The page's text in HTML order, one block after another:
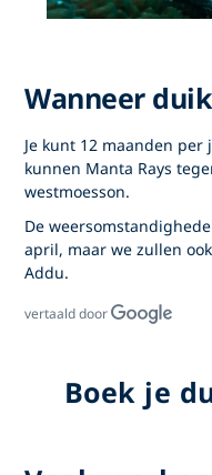
Wanneer
Je kunt 12 maanden
kunnen Manta Rays
westmoesson.
De
april, maar we zullen
Addu.
vertaald door
Boek je